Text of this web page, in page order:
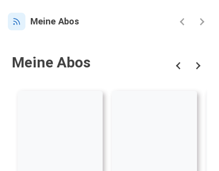
Meine Abos
Meine Abos